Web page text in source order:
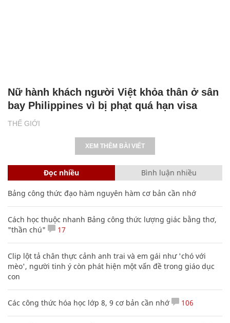
THẾ GIỚI
Nữ hành khách người Việt khỏa thân ở sân
bay Philippines vì bị phạt quá hạn visa
XEM THÊM BÀI VIẾT
Đọc nhiều Bình luận nhiều
Bảng công thức đạo hàm nguyên hàm cơ bản cần nhớ
Cách học thuộc nhanh Bảng công thức lượng giác bằng thơ,
"thần chú"
17
Clip lột tả chân thực cảnh anh trai và em gái như 'chó với
mèo', người tinh ý còn phát hiện một vấn đề trong giáo dục
con
Các công thức hóa học lớp 8, 9 cơ bản cần nhớ 106